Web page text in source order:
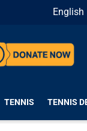
English
TENNIS TENNIS